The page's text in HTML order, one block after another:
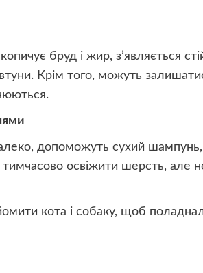
бруд і жир, з’являється
Крім того, можуть
допоможуть сухий шампунь,
освіжити шерсть, але
кота і собаку, щоб